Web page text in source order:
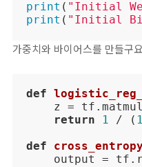
print ( "Initial
print ( "Initial
가중치와 바이어스를 만들구
def
return
1 / ( 1
def cross_entropy